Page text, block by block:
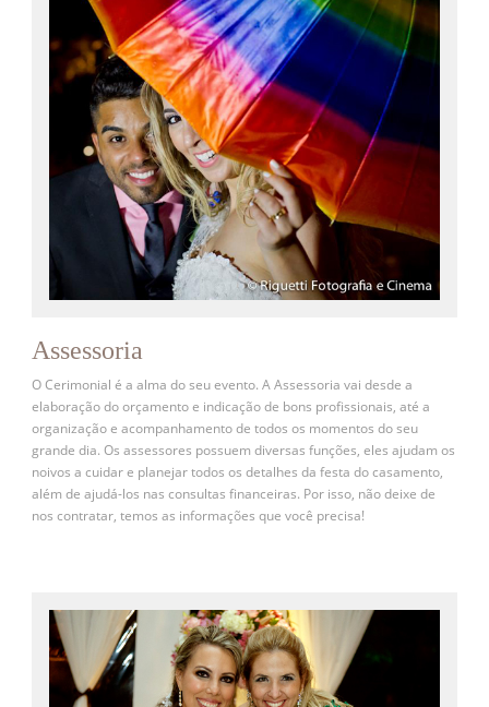
Assessoria
O Cerimonial é a alma do seu evento. A Assessoria vai desde a
elaboração do orçamento e indicação de bons profissionais, até a
organização e acompanhamento de todos os momentos do seu
grande dia. Os assessores possuem diversas funções, eles ajudam os
noivos a cuidar e planejar todos os detalhes da festa do casamento,
além de ajudá-los nas consultas financeiras. Por isso, não deixe de
nos contratar, temos as informações que você precisa!